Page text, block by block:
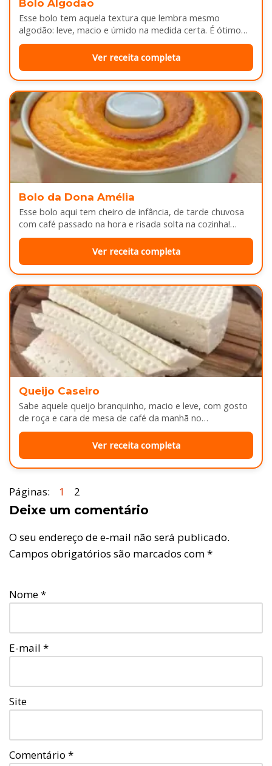
Bolo Algodão
Esse bolo tem aquela textura que lembra mesmo
algodão: leve, macio e úmido na medida certa. É ótimo
pra servir…
Ver receita completa
Bolo da Dona Amélia
Esse bolo aqui tem cheiro de infância, de tarde chuvosa
com café passado na hora e risada solta na cozinha!…
Ver receita completa
Queijo Caseiro
Sabe aquele queijo branquinho, macio e leve, com gosto
de roça e cara de mesa de café da manhã no…
Ver receita completa
Páginas: 1 2
Deixe um comentário
O seu endereço de e-mail não será publicado.
Campos obrigatórios são marcados com*
Nome*
E-mail *
Site
Comentário *